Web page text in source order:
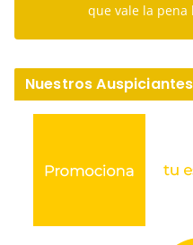
que vale la pena
Nuestros Auspiciantes